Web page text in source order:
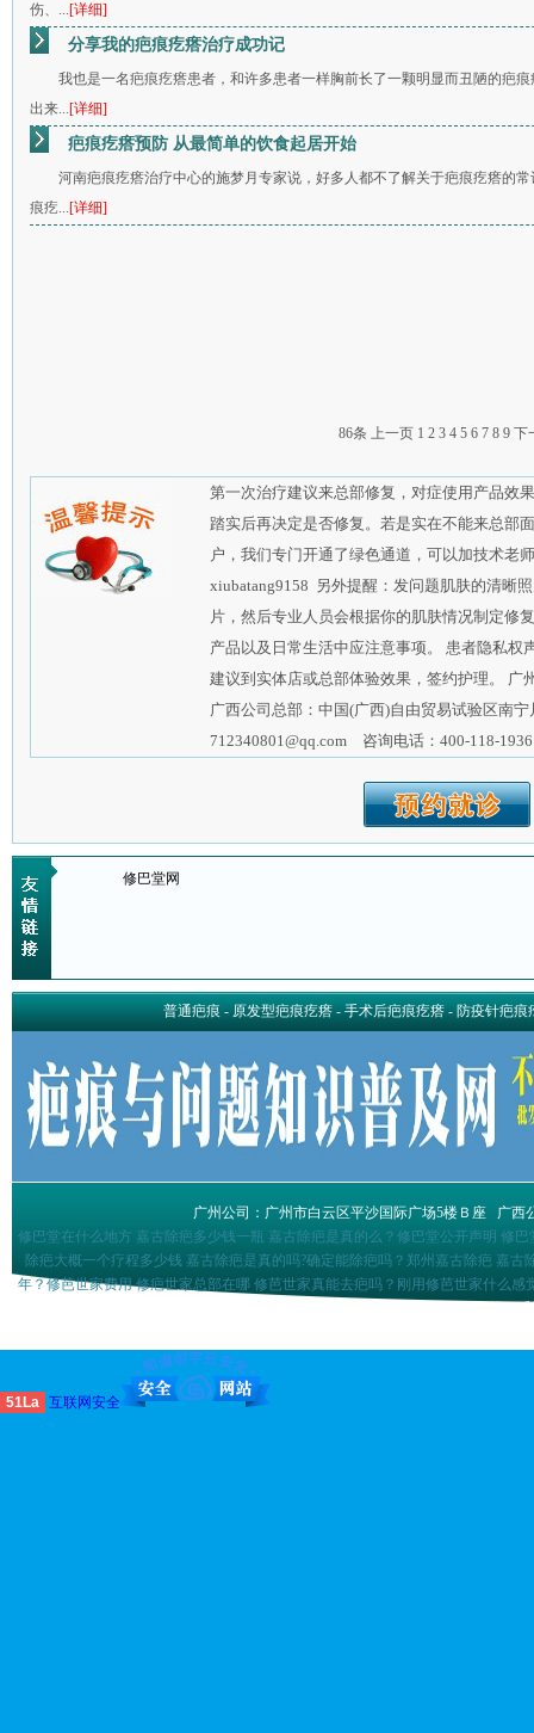
伤、...[详细]
分享我的疤痕疙瘩治疗成功记
我也是一名疤痕疙瘩患者，和许多患者一样胸前长了一颗明显而丑陋的疤
出来...[详细]
疤痕疙瘩预防 从最简单的饮食起居开始
河南疤痕疙瘩治疗中心的施梦月专家说，好多人都不了解关于疤痕疙瘩的
痕疙...[详细]
86条 上一页 1 2 3 4 5 6 7 8 9 下
第一次治疗建议来总部修复，对症使用产品效
踏实后再决定是否修复。若是实在不能来总部
户，我们专门开通了绿色通道，可以加技术老
xiubatang9158 另外提醒：发问题肌肤的清晰
片，然后专业人员会根据你的肌肤情况制定修
产品以及日常生活中应注意事项。 患者隐私
建议到实体店或总部体验效果，签约护理。
广西公司总部：中国(广西)自由贸易试验区南
712340801@qq.com 咨询电话：400-118-1936
修巴堂网
普通疤痕- 原发型疤痕疙瘩- 手术后疤痕疙瘩- 防疫针疤痕
广州公司：广州市白云区平沙国际广场5楼Ｂ座
广西
修巴堂在什么地方 嘉古除疤多少钱一瓶 嘉古除疤是真的么？修巴堂公开声明 修
除疤大概一个疗程多少钱 嘉古除疤是真的吗?确定能除疤吗？郑州嘉古除疤 嘉
年？修芭世家费用 修疤世家总部在哪 修芭世家真能去疤吗？刚用修芭世家什么
51La 互联网安全